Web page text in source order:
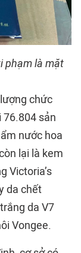
phạm là mặt
chức
76.804 sản
nước hoa
lại là kem
Victoria’s
da chết
da V7
Vongee.